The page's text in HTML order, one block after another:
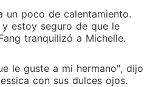
un poco de calentamiento.
estoy seguro de que le
tranquilizó a Michelle.
le guste a mi hermano", dijo
con sus dulces ojos.